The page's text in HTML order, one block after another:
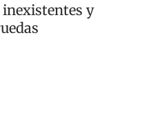
inexistentes y